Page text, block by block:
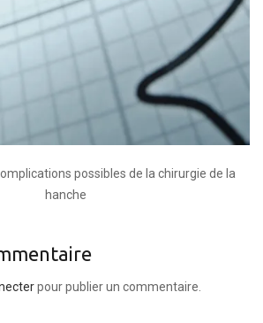
possibles de la chirurgie de la
hanche
pour publier un commentaire.